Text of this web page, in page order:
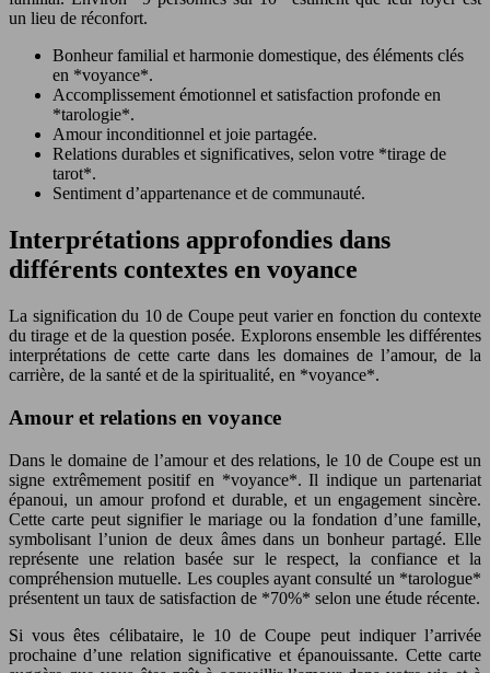
un lieu de réconfort.
Bonheur familial et harmonie domestique, des éléments clés
en *voyance*.
Accomplissement émotionnel et satisfaction profonde en
*tarologie*.
Amour inconditionnel et joie partagée.
Relations durables et significatives, selon votre *tirage de
tarot*.
Sentiment d’appartenance et de communauté.
Interprétations approfondies dans
différents contextes en voyance
La signification du 10 de Coupe peut varier en fonction du contexte
du tirage et de la question posée. Explorons ensemble les différentes
interprétations de cette carte dans les domaines de l’amour, de la
carrière, de la santé et de la spiritualité, en *voyance*.
Amour et relations en voyance
Dans le domaine de l’amour et des relations, le 10 de Coupe est un
signe extrêmement positif en *voyance*. Il indique un partenariat
épanoui, un amour profond et durable, et un engagement sincère.
Cette carte peut signifier le mariage ou la fondation d’une famille,
symbolisant l’union de deux âmes dans un bonheur partagé. Elle
représente une relation basée sur le respect, la confiance et la
compréhension mutuelle. Les couples ayant consulté un *tarologue*
présentent un taux de satisfaction de *70%* selon une étude récente.
Si vous êtes célibataire, le 10 de Coupe peut indiquer l’arrivée
prochaine d’une relation significative et épanouissante. Cette carte